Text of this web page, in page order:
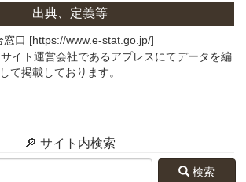
出典、定義等
窓口 [https://www.e-stat.go.jp/]
イト運営会社であるアプレスにてデータを編
て掲載しております。
🔎 サイト内検索
検索